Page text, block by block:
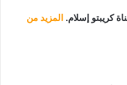
المزيد من